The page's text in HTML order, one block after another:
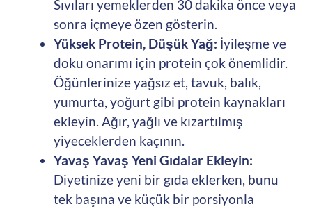
Sıvıları yemeklerden 30 dakika önce veya
sonra içmeye özen gösterin.
Yüksek Protein, Düşük Yağ: İyileşme ve
doku onarımı için protein çok önemlidir.
Öğünlerinize yağsız et, tavuk, balık,
yumurta, yoğurt gibi protein kaynakları
ekleyin. Ağır, yağlı ve kızartılmış
yiyeceklerden kaçının.
Yavaş Yavaş Yeni Gıdalar Ekleyin:
Diyetinize yeni bir gıda eklerken, bunu
tek başına ve küçük bir porsiyonla